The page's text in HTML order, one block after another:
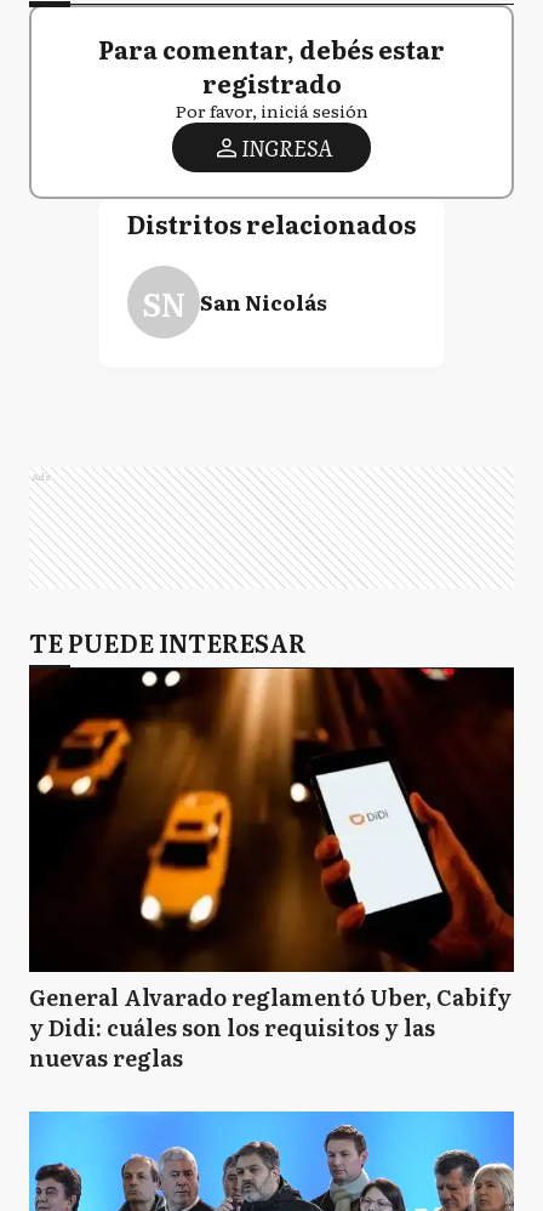
Para comentar, debés estar
registrado
Por favor, iniciá sesión
INGRESA
Distritos relacionados
SN San Nicolás
Ads
TE PUEDE INTERESAR
General Alvarado reglamentó Uber, Cabify
y Didi: cuáles son los requisitos y las
nuevas reglas